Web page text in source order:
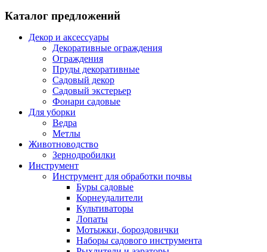
Каталог предложений
Декор и аксессуары
Декоративные ограждения
Ограждения
Пруды декоративные
Садовый декор
Садовый экстерьер
Фонари садовые
Для уборки
Ведра
Метлы
Животноводство
Зернодробилки
Инструмент
Инструмент для обработки почвы
Буры садовые
Корнеудалители
Культиваторы
Лопаты
Мотыжки, бороздовички
Наборы садового инструмента